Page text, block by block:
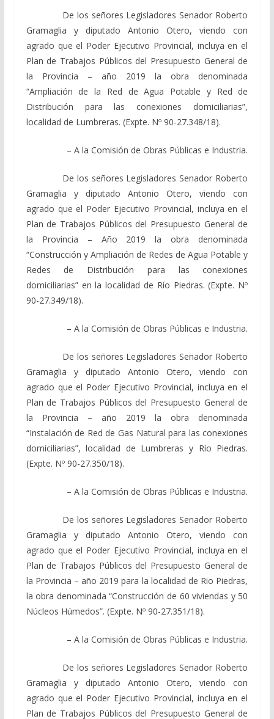
De los señores Legisladores Senador Roberto
Gramaglia y diputado Antonio Otero, viendo con
agrado que el Poder Ejecutivo Provincial, incluya en el
Plan de Trabajos Públicos del Presupuesto General de
la Provincia – año 2019 la obra denominada
“Ampliación de la Red de Agua Potable y Red de
Distribución para las conexiones domiciliarias”,
localidad de Lumbreras. (Expte. Nº 90-27.348/18).
– A la Comisión de Obras Públicas e Industria.
De los señores Legisladores Senador Roberto
Gramaglia y diputado Antonio Otero, viendo con
agrado que el Poder Ejecutivo Provincial, incluya en el
Plan de Trabajos Públicos del Presupuesto General de
la Provincia – Año 2019 la obra denominada
“Construcción y Ampliación de Redes de Agua Potable y
Redes de Distribución para las conexiones
domiciliarias” en la localidad de Río Piedras. (Expte. Nº
90-27.349/18).
– A la Comisión de Obras Públicas e Industria.
De los señores Legisladores Senador Roberto
Gramaglia y diputado Antonio Otero, viendo con
agrado que el Poder Ejecutivo Provincial, incluya en el
Plan de Trabajos Públicos del Presupuesto General de
la Provincia – año 2019 la obra denominada
“Instalación de Red de Gas Natural para las conexiones
domiciliarias”, localidad de Lumbreras y Río Piedras.
(Expte. Nº 90-27.350/18).
– A la Comisión de Obras Públicas e Industria.
De los señores Legisladores Senador Roberto
Gramaglia y diputado Antonio Otero, viendo con
agrado que el Poder Ejecutivo Provincial, incluya en el
Plan de Trabajos Públicos del Presupuesto General de
la Provincia – año 2019 para la localidad de Rio Piedras,
la obra denominada “Construcción de 60 viviendas y 50
Núcleos Húmedos”. (Expte. Nº 90-27.351/18).
– A la Comisión de Obras Públicas e Industria.
De los señores Legisladores Senador Roberto
Gramaglia y diputado Antonio Otero, viendo con
agrado que el Poder Ejecutivo Provincial, incluya en el
Plan de Trabajos Públicos del Presupuesto General de